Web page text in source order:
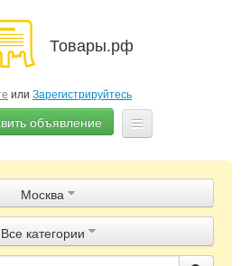
Товары.рф
или Зарегистрируйтесь
объявление
Объявления
Магазины
Москва
Все категории